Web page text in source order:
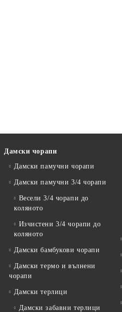
Дамски чорапи
Дамски памучни чорапи
Дамски памучни 3/4 чорапи
Весели 3/4 чорапи до
коляното
Изчистени 3/4 чорапи до
коляното
Дамски бамбукови чорапи
Дамски термо и вълнени
чорапи
Дамски терлици
Дамски забавни терлици